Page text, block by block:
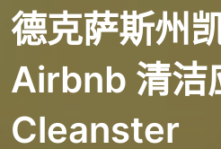
德克萨斯州
Airbnb 清洁
Cleanster